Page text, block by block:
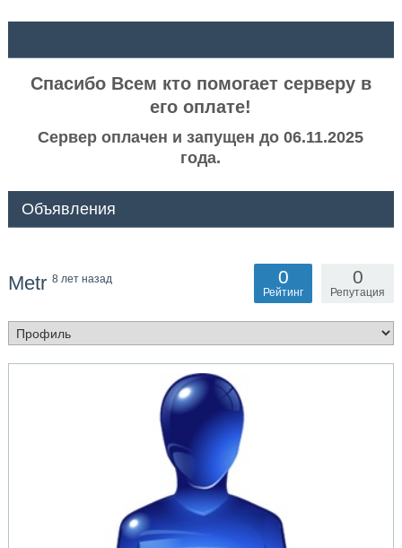
Спасибо Всем кто помогает серверу в
его оплате!
Сервер оплачен и запущен до 06.11.2025
года.
Объявления
Metr 8 лет назад 0
Репутация
0
Рейтинг